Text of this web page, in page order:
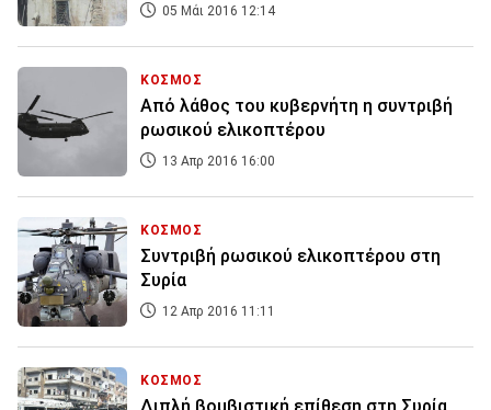
05 Μάι 2016 12:14
ΚΟΣΜΟΣ
Από λάθος του κυβερνήτη η συντριβή
ρωσικού ελικοπτέρου
13 Απρ 2016 16:00
ΚΟΣΜΟΣ
Συντριβή ρωσικού ελικοπτέρου στη
Συρία
12 Απρ 2016 11:11
ΚΟΣΜΟΣ